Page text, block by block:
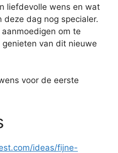
liefdevolle wens en wat
deze dag nog specialer.
om te
van dit nieuwe
voor de eerste
ideas/fijne-